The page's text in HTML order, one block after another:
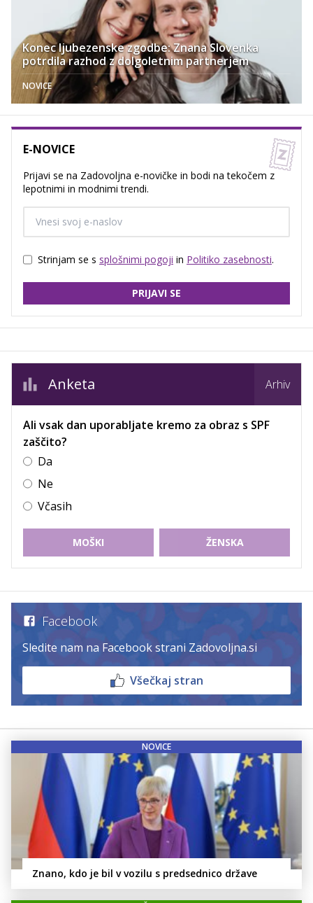
Konec ljubezenske zgodbe: Znana Slovenka
potrdila razhod z dolgoletnim partnerjem
NOVICE
E-NOVICE
Prijavi se na Zadovoljna e-novičke in bodi na tekočem z
lepotnimi in modnimi trendi.
Strinjam se s splošnimi pogoji in Politiko zasebnosti.
PRIJAVI SE
Anketa Arhiv
Ali vsak dan uporabljate kremo za obraz s SPF
zaščito?
Da
Ne
Včasih
MOŠKI ŽENSKA
Facebook
Sledite nam na Facebook strani Zadovoljna.si
Všečkaj stran
NOVICE
Znano, kdo je bil v vozilu s predsednico države